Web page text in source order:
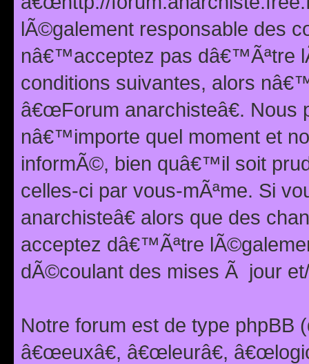
lÃ©galement responsable des
nâ€™acceptez pas dâ€™Ãªtre
conditions suivantes, alors
â€œForum anarchisteâ€.
nâ€™importe quel moment et
informÃ©, bien quâ€™il soit
celles-ci par vous-mÃªme. Si
anarchisteâ€ alors que des
acceptez dâ€™Ãªtre
dÃ©coulant des mises Ã jour
Notre forum est de type phpBB
â€œeuxâ€, â€œleurâ€,